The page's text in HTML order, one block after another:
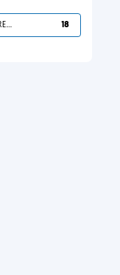
TE LO MERECES 18